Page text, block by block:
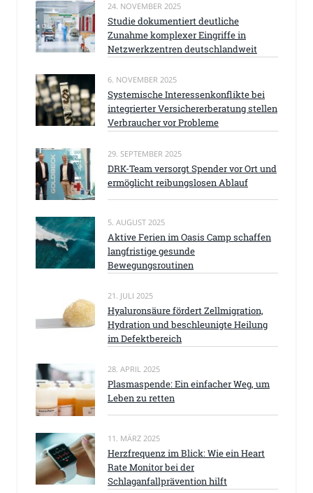
24. NOVEMBER 2025
Studie dokumentiert deutliche
Zunahme komplexer Eingriffe in
Netzwerkzentren deutschlandweit
6. NOVEMBER 2025
Systemische Interessenkonflikte bei
integrierter Versichererberatung stellen
Verbraucher vor Probleme
29. SEPTEMBER 2025
DRK-Team versorgt Spender vor Ort und
ermöglicht reibungslosen Ablauf
5. AUGUST 2025
Aktive Ferien im Oasis Camp schaffen
langfristige gesunde
Bewegungsroutinen
21. JULI 2025
Hyaluronsäure fördert Zellmigration,
Hydration und beschleunigte Heilung
im Defektbereich
28. APRIL 2025
Plasmaspende: Ein einfacher Weg, um
Leben zu retten
11. MÄRZ 2025
Herzfrequenz im Blick: Wie ein Heart
Rate Monitor bei der
Schlaganfallprävention hilft